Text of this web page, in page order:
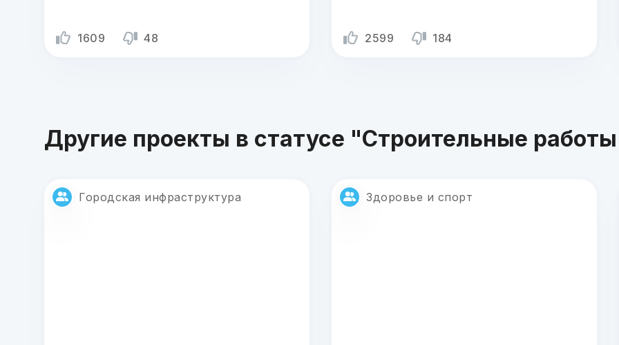
1609 48 2599 184
Другие проекты в статусе "Строительные
Городская инфраструктура Здоровье и спорт